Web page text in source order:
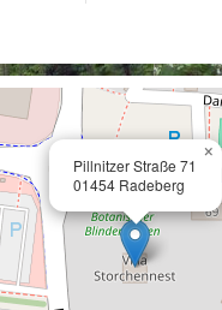
Pillnitzer Straße 71
01454 Radeberg
×